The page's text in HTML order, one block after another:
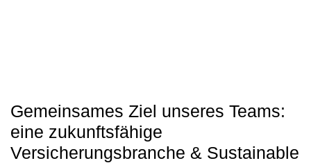
Gemeinsames Ziel unseres Teams:
eine zukunftsfähige
Versicherungsbranche & Sustainable